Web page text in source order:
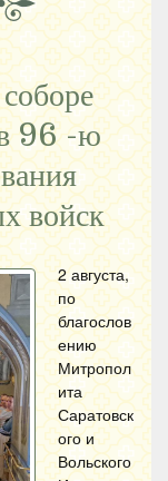
96 -ю
войск
2 августа,
по
благослов
ению
Митропол
ита
Саратовск
ого и
Вольского